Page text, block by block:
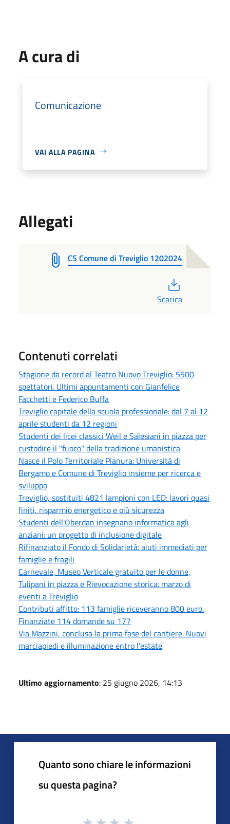
A cura di
Comunicazione
VAI ALLA PAGINA
Allegati
CS Comune di Treviglio 1202024
Scarica
Contenuti correlati
Stagione da record al Teatro Nuovo Treviglio: 5500
spettatori. Ultimi appuntamenti con Gianfelice
Facchetti e Federico Buffa
Treviglio capitale della scuola professionale: dal 7 al 12
aprile studenti da 12 regioni
Studenti dei licei classici Weil e Salesiani in piazza per
custodire il "fuoco" della tradizione umanistica
Nasce il Polo Territoriale Pianura: Università di
Bergamo e Comune di Treviglio insieme per ricerca e
sviluppo
Treviglio, sostituiti 4821 lampioni con LED: lavori quasi
finiti, risparmio energetico e più sicurezza
Studenti dell'Oberdan insegnano informatica agli
anziani: un progetto di inclusione digitale
Rifinanziato il Fondo di Solidarietà: aiuti immediati per
famiglie e fragili
Carnevale, Museo Verticale gratuito per le donne,
Tulipani in piazza e Rievocazione storica: marzo di
eventi a Treviglio
Contributi affitto: 113 famiglie riceveranno 800 euro.
Finanziate 114 domande su 177
Via Mazzini, conclusa la prima fase del cantiere. Nuovi
marciapiedi e illuminazione entro l'estate
Ultimo aggiornamento: 25 giugno 2026, 14:13
Quanto sono chiare le informazioni
su questa pagina?